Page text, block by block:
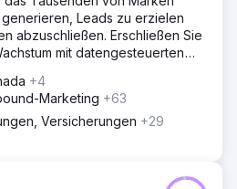
umfasste eine gleichzeitige
zur Steigerung der Conversion-
für organische und
Konvertierungsebene.
und den
optimierten wir die
Website
Leads zu erzielen
abzuschließen. Erschließen Sie
mit datengesteuerten
+4
Marketing +63
Versicherungen +29